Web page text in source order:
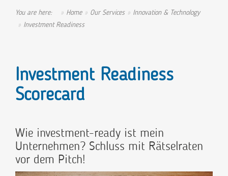
You are here: Home Our Services
Innovation & Technology
Investment Readiness
Investment Readiness
Scorecard
Wie investment-ready ist mein
Unternehmen? Schluss mit Rätselraten
vor dem Pitch!